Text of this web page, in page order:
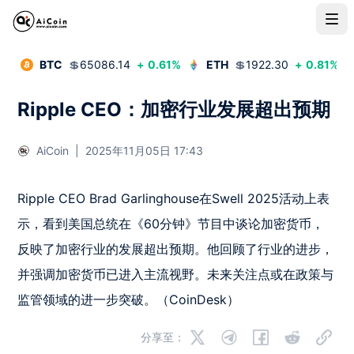
BTC 💲65086.14 + 0.61% ETH 💲1922.30 + 0.81%
Ripple CEO：加密行业发展超出预期
AiCoin 2025年11月05日 17:43
Ripple CEO Brad Garlinghouse在Swell 2025活动上表
示，看到美国总统在《60分钟》节目中谈论加密货币，
反映了加密行业的发展超出预期。他回顾了行业的进步，
并强调加密货币已进入主流视野。未来关注点或在政策与
分享至：